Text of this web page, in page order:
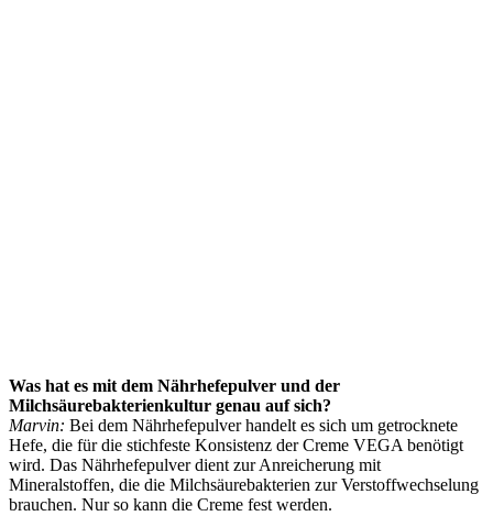
Was hat es mit dem Nährhefepulver und der
Milchsäurebakterienkultur genau auf sich?
Marvin: Bei dem Nährhefepulver handelt es sich um getrocknete
Hefe, die für die stichfeste Konsistenz der Creme VEGA benötigt
wird. Das Nährhefepulver dient zur Anreicherung mit
Mineralstoffen, die die Milchsäurebakterien zur Verstoffwechselung
brauchen. Nur so kann die Creme fest werden.